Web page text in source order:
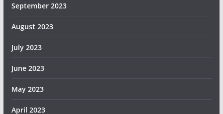
September 2023
August 2023
July 2023
June 2023
May 2023
April 2023